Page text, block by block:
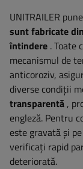
UNITRAILER
sunt fabricate
întindere . Toate
mecanismul de
anticoroziv,
diverse condiții
transparentă ,
engleză. Pentru
este gravată și
verificați rapid
deteriorată.